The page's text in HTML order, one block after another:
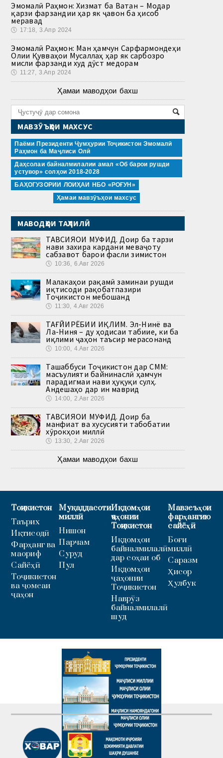
Эмомалӣ Раҳмон: Хизмат ба Ватан – Модар
қарзи фарзандии ҳар як ҷавон ба ҳисоб
меравад
🕔 17:18, 3.Апр 2024
Эмомалӣ Раҳмон: Ман ҳамчун Сарфармондеҳи
Олии Қувваҳои Мусаллаҳ ҳар як сарбозро
мисли фарзанди худ дӯст медорам
🕔 11:27, 3.Апр 2024
Ҳамаи маводҳои бахш
МАВЗӮЪҲОИ МАХСУС
Паёми Президенти Ҷумҳурии Тоҷикистон Эмомалӣ
Раҳмон ба Маҷлиси Олӣ
Даҳсолаи байналмилалии амал «Об барои рушди
устувор» солҳои 2018-2028
БАҲОГУЗОРИИ ЛОИҲАИ НБО «РОҒУН»
Ҳамаи мавзӯъҳои махсус
МАВОДҲОИ ТАҲЛИЛӢ
ТАВСИЯҲОИ МУФИД. Доир ба тарзи
нави захира кардани меваҷоту
сабзавот барои фасли зимистон
🕔 10:36, 6.Авг 2026
Малакаҳои рақамӣ заминаи рушди
иқтисоди рақобатпазири
Тоҷикистон мебошанд
🕔 11:30, 4.Авг 2026
ТАҒЙИРЁБИИ ИҚЛИМ. Эл-Нинё ва
Ла-Ниня – ду ҳодисаи табиие, ки ба
иқлими ҷаҳон таъсир мерасонанд
🕔 10:00, 4.Авг 2026
Ташаббуси Тоҷикистон дар СММ:
масъулияти байнинаслӣ ҳамчун
парадигмаи нави ҳуқуқи сулҳ.
Андешаҳо дар ин маврид
🕔 14:00, 2.Авг 2026
ТАВСИЯҲОИ МУФИД. Доир ба
манфиат ва хусусияти табобатии
хӯрокҳои миллӣ
🕔 13:30, 2.Авг 2026
Ҳамаи маводҳои бахш
Тоҷикистон
Таърих
Иқтисодӣ
Фарҳанг ва
маориф
Сайёҳӣ
Тоҷикистон
ва ҷомеаи
ҷаҳон
Муқаддасоти
миллӣ
Нишон
Парчам
Суруд
Пул
Иқдомҳои
ҷаҳонии
Тоҷикистон
Иқдомҳои
байналмилалӣ
дар соҳаи об
Иқдомҳои
ҷаҳонии
Тоҷикистон
Наврӯз
байналмилалӣ
шуд
Мавзеъҳои
фарҳангию
сайёҳӣ
Боғи
миллӣ
Саразм
Ҳисор
Ҳулбук